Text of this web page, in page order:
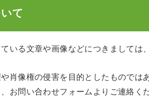
て
いる文章や画像などにつきましては
肖像権の侵害を目的としたものでは
お問い合わせフォームよりご連絡く